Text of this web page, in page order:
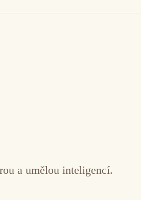
a umělou inteligencí.